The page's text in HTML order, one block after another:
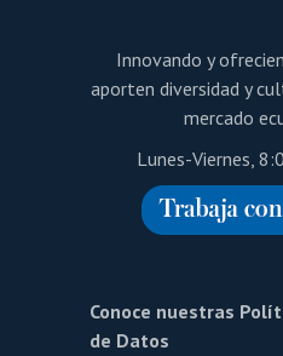
Innovando y
aporten diversidad y
mercado
Lunes-Viernes,
Conoce nuestras
de Datos